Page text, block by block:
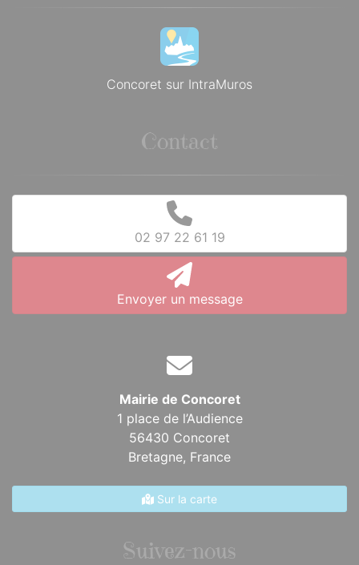
Concoret sur IntraMuros
Contact
02 97 22 61 19
Envoyer un message
Mairie de Concoret
1 place de l’Audience
56430 Concoret
Bretagne, France
Sur la carte
Suivez-nous